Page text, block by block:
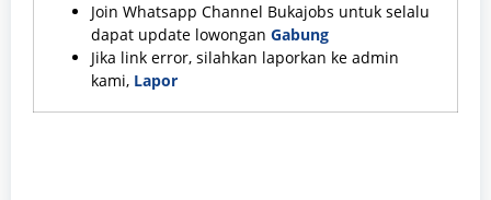
Join Whatsapp Channel Bukajobs untuk selalu
dapat update lowongan Gabung
Jika link error, silahkan laporkan ke admin
kami, Lapor